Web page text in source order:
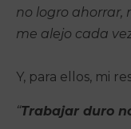
no logro ahorrar,
me alejo cada
Y, para ellos, mi
“Trabajar duro